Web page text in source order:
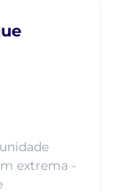
extrema -